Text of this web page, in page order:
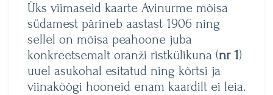
Üks viimaseid kaarte Avinurme mõisa
südamest pärineb aastast 1906 ning
sellel on mõisa peahoone juba
konkreetsemalt oranži ristkülikuna (nr 1)
uuel asukohal esitatud ning kõrtsi ja
viinaköögi hooneid enam kaardilt ei leia.